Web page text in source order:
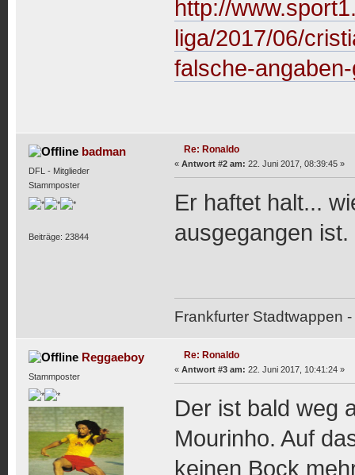
http://
liga/2017/06/
falsche-
badman
DFL - Mitglieder
Stammposter
Beiträge: 23844
Re: Ronaldo
« Antwort #2 am: 22. Juni 2017, 08:39:45 »
Er haftet halt...
ausgegangen ist.
Frankfurter Stadtwappen
Reggaeboy
Stammposter
Re: Ronaldo
« Antwort #3 am: 22. Juni 2017, 10:41:24 »
Der ist bald weg
Mourinho. Auf
keinen Bock